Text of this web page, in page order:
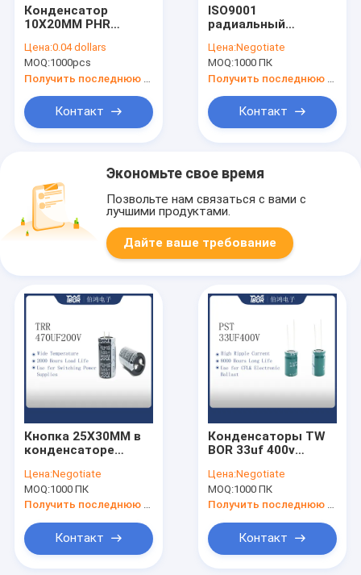
Конденсатор
10X20MM PHR
высоковольтный
электролитический
5000 часов
Цена:0.04 dollars
MOQ:1000pcs
Контакт
ISO9001
радиальный
конденсатор 220uF
50V
Цена:Negotiate
MOQ:1000 ПК
Контакт
Экономьте свое время
Позвольте нам связаться с вами с
лучшими продуктами.
Дайте ваше требование
Кнопка 25X30MM в
конденсаторе
конденсатора
470UF200V
переключая
Цена:Negotiate
MOQ:1000 ПК
Получить последнюю цену
Контакт
Конденсаторы TW
BOR 33uf 400v
электролитические
16x30mm
Цена:Negotiate
MOQ:1000 ПК
Получить последнюю цену
Контакт